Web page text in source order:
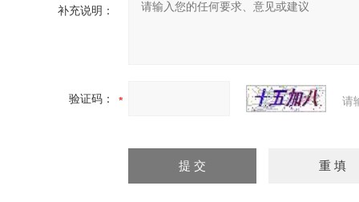
补充说明：
验证码： 请